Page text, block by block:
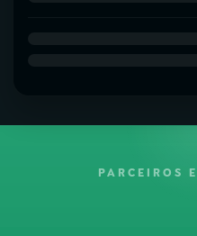
PARCEIROS